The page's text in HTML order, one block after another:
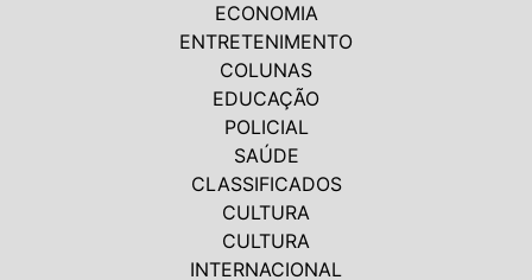
ECONOMIA
ENTRETENIMENTO
COLUNAS
EDUCAÇÃO
POLICIAL
SAÚDE
CLASSIFICADOS
CULTURA
CULTURA
INTERNACIONAL